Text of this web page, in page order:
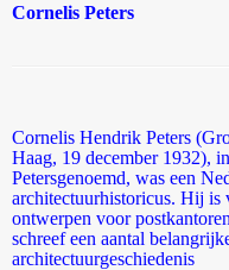
Cornelis Peters
Cornelis Hendrik Peters
Haag, 19 december 1932),
Petersgenoemd, was een
architectuurhistoricus. Hij is
ontwerpen voor
schreef een aantal
architectuurgeschiedenis